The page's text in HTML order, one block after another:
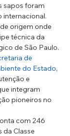
sapos foram
internacional.
origem onde
técnica da
de São Paulo.
de
do Estado,
e
integram
pioneiros no
com 246
da Classe